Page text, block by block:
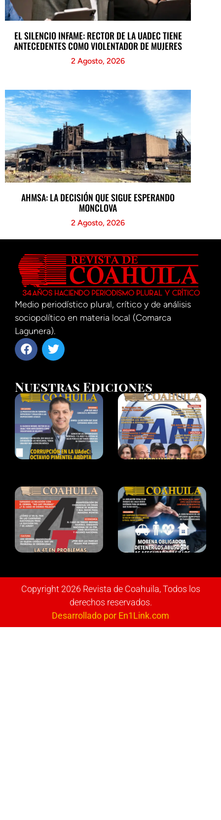
EL SILENCIO INFAME: RECTOR DE LA UADEC TIENE
ANTECEDENTES COMO VIOLENTADOR DE MUJERES
2 Agosto, 2026
AHMSA: LA DECISIÓN QUE SIGUE ESPERANDO
MONCLOVA
2 Agosto, 2026
Medio periodístico plural, crítico y de análisis
sociopolítico en materia local (Comarca
Lagunera).
Nuestras Ediciones
Copyright 2026 Revista de Coahuila, Todos los
derechos reservados.
Desarrollado por En1Link.com